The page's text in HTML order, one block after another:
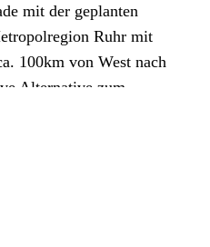
mit der geplanten
Ruhr mit
100km von West nach
Alternative zum
damit eine Entlastung